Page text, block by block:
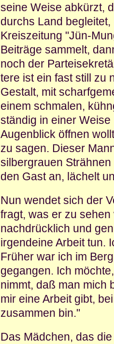
seine Weise abkürzt,
durchs Land
Kreiszeitung "Jün-
Beiträge sammelt,
noch der
tere ist ein fast still zu
Gestalt, mit
einem schmalen,
ständig in einer
Augenblick öffnen
zu sagen. Dieser
silber­grauen
den Gast an, lächelt
Nun wendet sich der
fragt, was er zu
nachdrücklich und
irgendeine Arbeit tun.
Früher war ich im
gegangen. Ich
nimmt, daß man mich
mir eine Arbeit gibt,
zusammen bin."
Das Mädchen, das